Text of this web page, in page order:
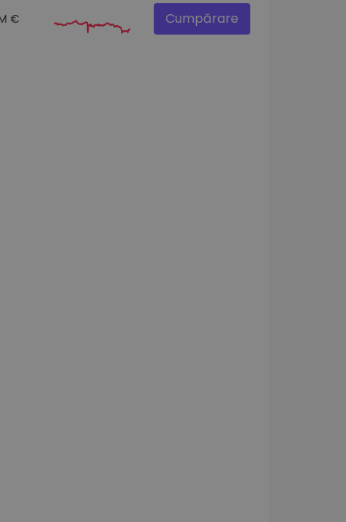
€ Cumpărare